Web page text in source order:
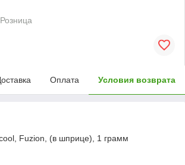
Розница
Оплата Условия возврата
Fuzion, (в шприце), 1 грамм